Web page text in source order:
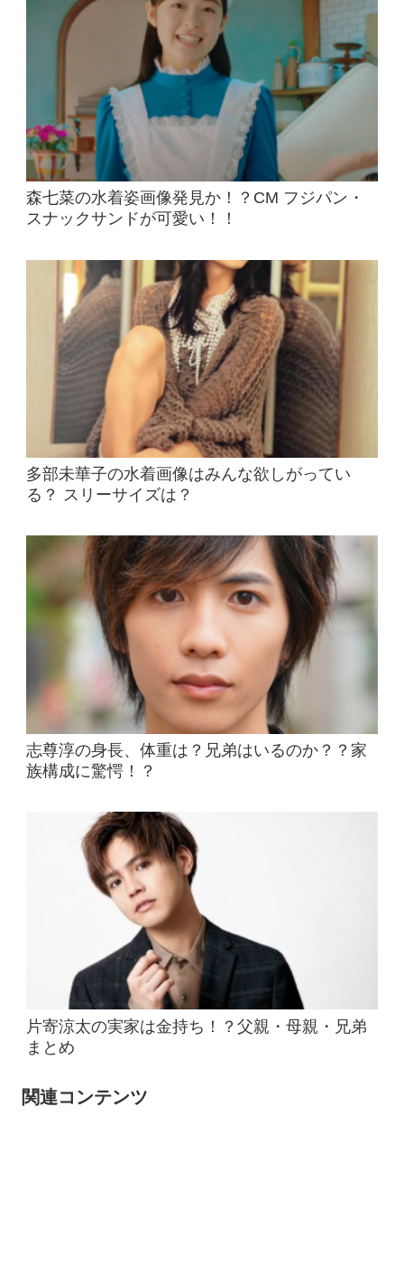
森七菜の水着姿画像発見か！？CM フジパン・
スナックサンドが可愛い！！
多部未華子の水着画像はみんな欲しがってい
る？ スリーサイズは？
志尊淳の身長、体重は？兄弟はいるのか？？家
族構成に驚愕！？
片寄涼太の実家は金持ち！？父親・母親・兄弟
まとめ
関連コンテンツ